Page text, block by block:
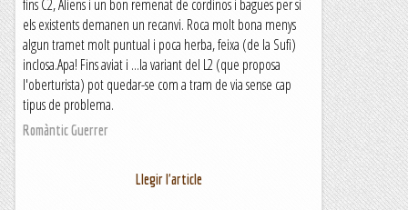
fins C2, Aliens i un bon remenat de cordinos i bagues per si
els existents demanen un recanvi. Roca molt bona menys
algun tramet molt puntual i poca herba, feixa (de la Sufi)
inclosa.Apa! Fins aviat i ...la variant del L2 (que proposa
l'oberturista) pot quedar-se com a tram de via sense cap
tipus de problema.
Romàntic Guerrer
Llegir l'article